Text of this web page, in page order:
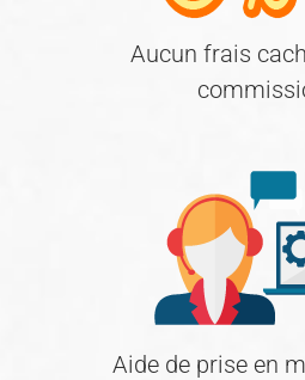
Aucun frais
Aide de prise en